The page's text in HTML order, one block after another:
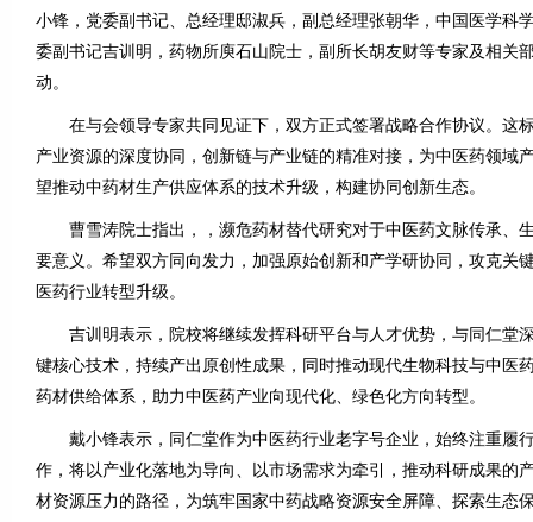
小锋，党委副书记、总经理邸淑兵，副总经理张朝华，中国医学科
委副书记吉训明，药物所庾石山院士，副所长胡友财等专家及相关
动。
在与会领导专家共同见证下，双方正式签署战略合作协议。这
产业资源的深度协同，创新链与产业链的精准对接，为中医药领域
望推动中药材生产供应体系的技术升级，构建协同创新生态。
曹雪涛院士指出，，濒危药材替代研究对于中医药文脉传承、
要意义。希望双方同向发力，加强原始创新和产学研协同，攻克关
医药行业转型升级。
吉训明表示，院校将继续发挥科研平台与人才优势，与同仁堂
键核心技术，持续产出原创性成果，同时推动现代生物科技与中医
药材供给体系，助力中医药产业向现代化、绿色化方向转型。
戴小锋表示，同仁堂作为中医药行业老字号企业，始终注重履
作，将以产业化落地为导向、以市场需求为牵引，推动科研成果的
材资源压力的路径，为筑牢国家中药战略资源安全屏障、探索生态